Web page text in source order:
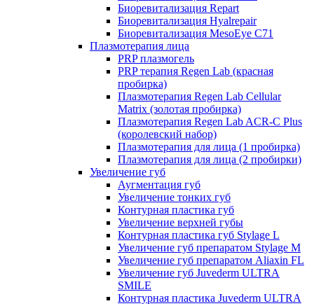
Биоревитализация Repart
Биоревитализация Hyalrepair
Биоревитализация MesoEye C71
Плазмотерапия лица
PRP плазмогель
PRP терапия Regen Lab (красная
пробирка)
Плазмотерапия Regen Lab Cellular
Matrix (золотая пробирка)
Плазмотерапия Regen Lab ACR-C Plus
(королевский набор)
Плазмотерапия для лица (1 пробирка)
Плазмотерапия для лица (2 пробирки)
Увеличение губ
Аугментация губ
Увеличение тонких губ
Контурная пластика губ
Увеличение верхней губы
Контурная пластика губ Stylage L
Увеличение губ препаратом Stylage M
Увеличение губ препаратом Aliaxin FL
Увеличение губ Juvederm ULTRA
SMILE
Контурная пластика Juvederm ULTRA